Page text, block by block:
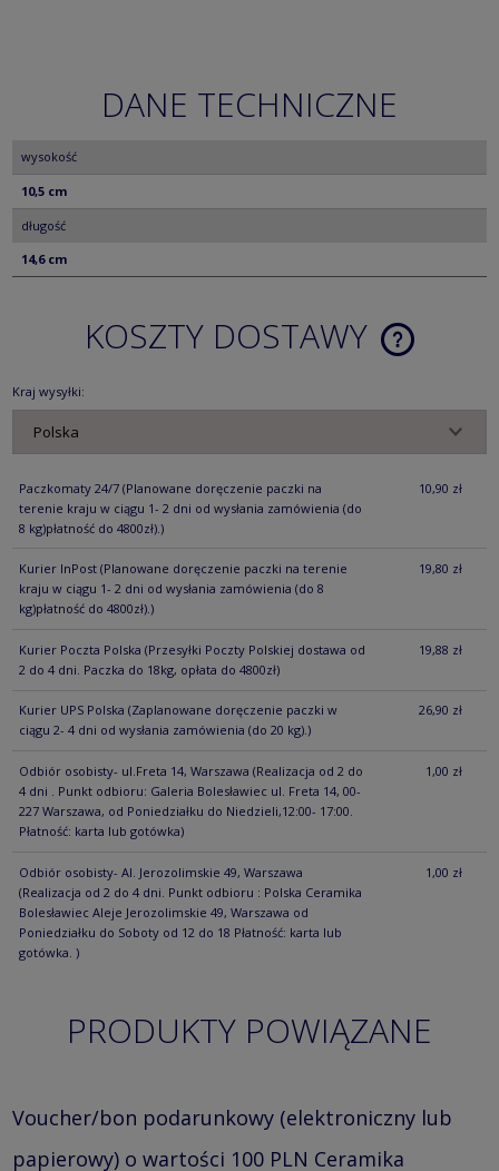
DANE TECHNICZNE
wysokość
10,5 cm
długość
14,6 cm
KOSZTY DOSTAWY
CENA NIE
Kraj wysyłki:
Paczkomaty 24/7 (Planowane doręczenie paczki na
terenie kraju w ciągu 1- 2 dni od wysłania zamówienia (do
8 kg)płatność do 4800zł).)
10,90 zł
Kurier InPost (Planowane doręczenie paczki na terenie
kraju w ciągu 1- 2 dni od wysłania zamówienia (do 8
kg)płatność do 4800zł).)
19,80 zł
Kurier Poczta Polska (Przesyłki Poczty Polskiej dostawa od
2 do 4 dni. Paczka do 18kg, opłata do 4800zł)
19,88 zł
Kurier UPS Polska (Zaplanowane doręczenie paczki w
ciągu 2- 4 dni od wysłania zamówienia (do 20 kg).)
26,90 zł
Odbiór osobisty- ul.Freta 14, Warszawa (Realizacja od 2 do
4 dni . Punkt odbioru: Galeria Bolesławiec ul. Freta 14, 00-
227 Warszawa, od Poniedziałku do Niedzieli,12:00- 17:00.
Płatność: karta lub gotówka)
1,00 zł
Odbiór osobisty- Al. Jerozolimskie 49, Warszawa
(Realizacja od 2 do 4 dni. Punkt odbioru : Polska Ceramika
Bolesławiec Aleje Jerozolimskie 49, Warszawa od
Poniedziałku do Soboty od 12 do 18 Płatność: karta lub
gotówka. )
1,00 zł
PRODUKTY POWIĄZANE
Voucher/bon podarunkowy (elektroniczny lub
papierowy) o wartości 100 PLN Ceramika